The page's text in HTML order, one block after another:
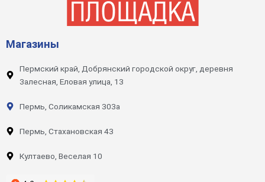
Магазины
Пермский край, Добрянский городской округ, деревня
Залесная, Еловая улица, 13
Пермь, Соликамская 303а
Пермь, Стахановская 43
Култаево, Веселая 10